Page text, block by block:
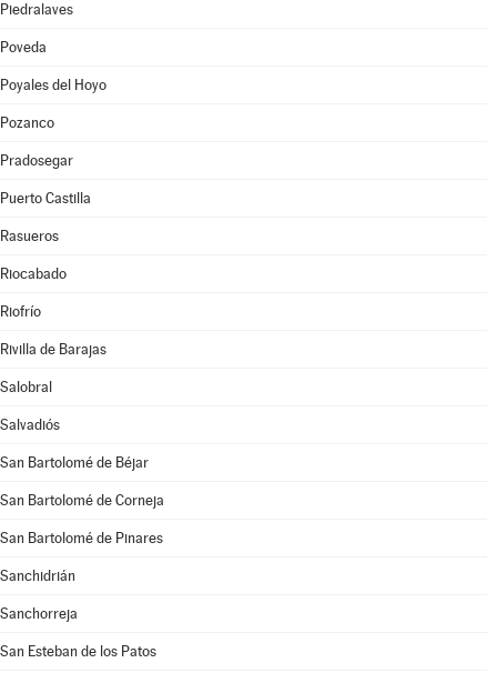
Piedralaves
Poveda
Poyales del Hoyo
Pozanco
Pradosegar
Puerto Castilla
Rasueros
Riocabado
Riofrío
Rivilla de Barajas
Salobral
Salvadiós
San Bartolomé de Béjar
San Bartolomé de Corneja
San Bartolomé de Pinares
Sanchidrián
Sanchorreja
San Esteban de los Patos